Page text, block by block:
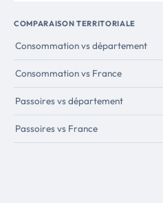
COMPARAISON TERRITORIALE
Consommation vs département
Consommation vs France
Passoires vs département
Passoires vs France